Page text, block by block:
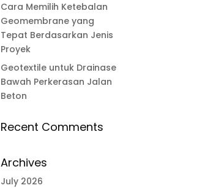
Cara Memilih Ketebalan
Geomembrane yang
Tepat Berdasarkan Jenis
Proyek
Geotextile untuk Drainase
Bawah Perkerasan Jalan
Beton
Recent Comments
Archives
July 2026